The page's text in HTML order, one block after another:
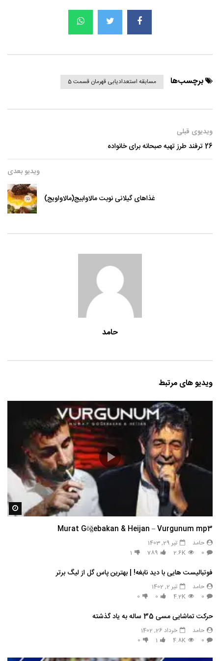
برچسب‌ها مسابقه استعدادیابی قهرمان قسمت 5
ویدیوی قبلی
26 ترفند طرز تهیه صبحانه برای خانواده
ویدیو بعدی
غذاهای گیلانی نوبت مالاوابیج(مالاواویج)
حامد
ویدیو های مرتبط
Murat Göğebakan & Heijan – Vurgunum mp3
حامد
تیر 29, 1403
0
2.6K
789
1
فوتبالیست هایی با دید نابغه! | بهترین پاس گل از لیگ برتر
حامد
تیر 2, 1402
0
4.2K
0
0
حرکت تماشایی مسی 35 ساله به یاد گذشته
حامد
خرداد 26, 1402
0
4.8K
1
0